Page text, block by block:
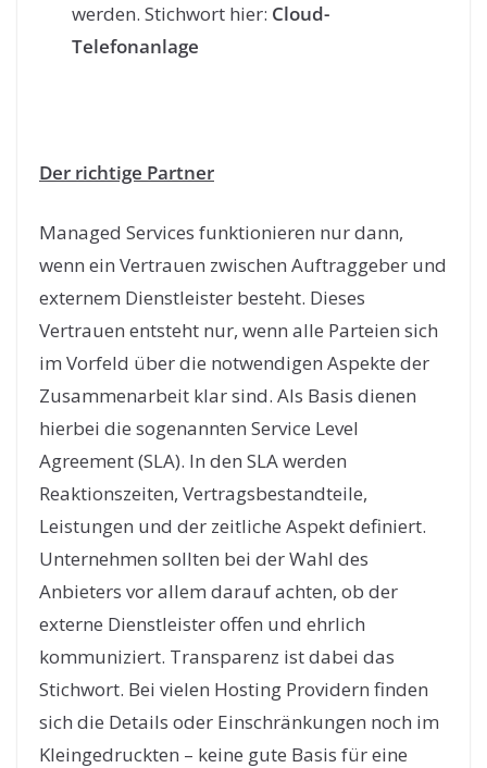
werden. Stichwort hier: Cloud-
Telefonanlage
Der richtige Partner
Managed Services funktionieren nur dann,
wenn ein Vertrauen zwischen Auftraggeber und
externem Dienstleister besteht. Dieses
Vertrauen entsteht nur, wenn alle Parteien sich
im Vorfeld über die notwendigen Aspekte der
Zusammenarbeit klar sind. Als Basis dienen
hierbei die sogenannten Service Level
Agreement (SLA). In den SLA werden
Reaktionszeiten, Vertragsbestandteile,
Leistungen und der zeitliche Aspekt definiert.
Unternehmen sollten bei der Wahl des
Anbieters vor allem darauf achten, ob der
externe Dienstleister offen und ehrlich
kommuniziert. Transparenz ist dabei das
Stichwort. Bei vielen Hosting Providern finden
sich die Details oder Einschränkungen noch im
Kleingedruckten – keine gute Basis für eine